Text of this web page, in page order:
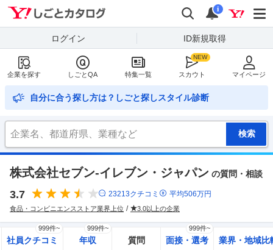
検索
通知
i
ログイン ID新規取得
企業を探す しごとQA 特集一覧 スカウト マイページ
自分に合う探し方は？しごと探しスタイル診断
株式会社セブン-イレブン・ジャパン の質問・相談
3.7 23213クチコミ 平均506万円
食品・コンビニエンスストア業界上位 3.0以上の企業
社員クチコミ
999件~
年収
999件~
質問 面接・選考
999件~
業界・地域比